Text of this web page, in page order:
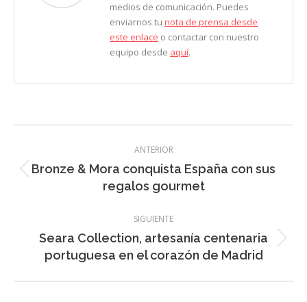
medios de comunicación. Puedes
enviarnos tu nota de prensa desde
este enlace o contactar con nuestro
equipo desde aquí.
entre
ANTERIOR
Entrada
anterior:
Bronze & Mora conquista España con sus
regalos gourmet
SIGUIENTE
Entrada
siguiente:
Seara Collection, artesanía centenaria
portuguesa en el corazón de Madrid